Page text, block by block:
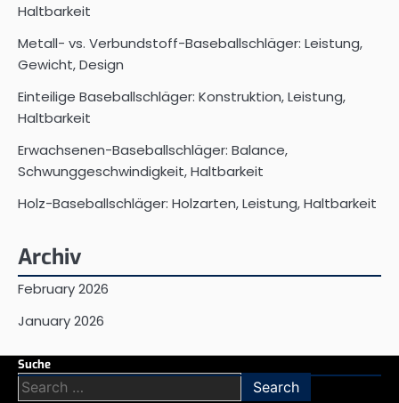
Haltbarkeit
Metall- vs. Verbundstoff-Baseballschläger: Leistung,
Gewicht, Design
Einteilige Baseballschläger: Konstruktion, Leistung,
Haltbarkeit
Erwachsenen-Baseballschläger: Balance,
Schwunggeschwindigkeit, Haltbarkeit
Holz-Baseballschläger: Holzarten, Leistung, Haltbarkeit
Archiv
February 2026
January 2026
Suche
Search